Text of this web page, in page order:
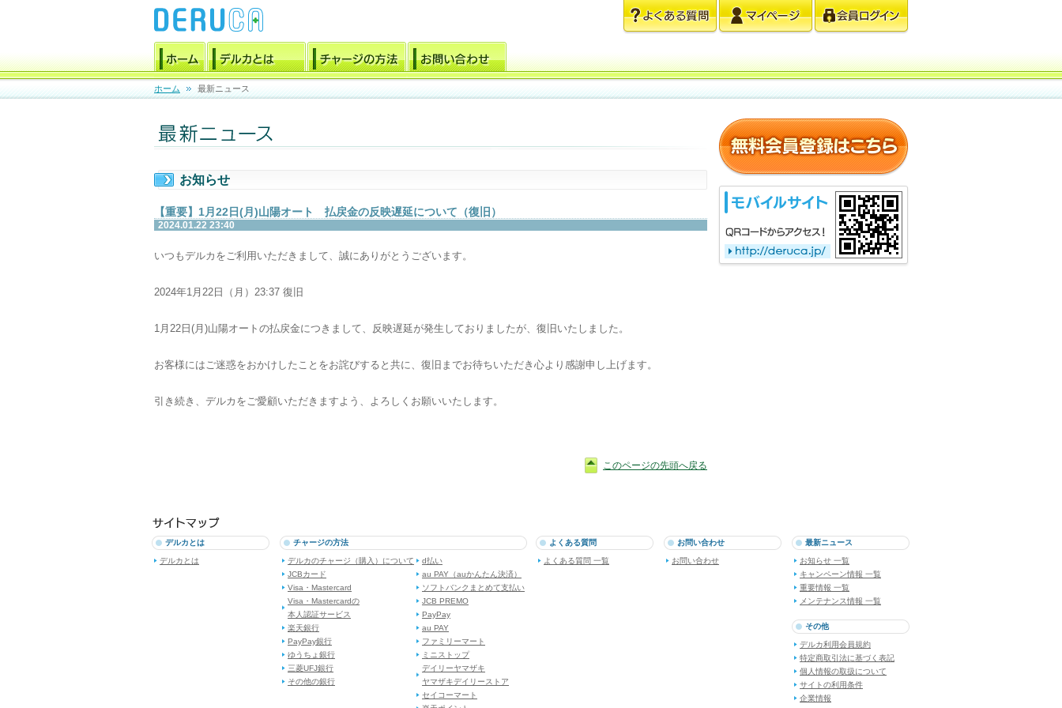
ホーム 最新ニュース
お知らせ
【重要】1月22日(月)山陽オート 払戻金の反映遅延について（復旧）
2024.01.22 23:40
いつもデルカをご利用いただきまして、誠にありがとうございます。
2024年1月22日（月）23:37 復旧
1月22日(月)山陽オートの払戻金につきまして、反映遅延が発生しておりましたが、復旧いたしました。
お客様にはご迷惑をおかけしたことをお詫びすると共に、復旧までお待ちいただき心より感謝申し上げます。
引き続き、デルカをご愛顧いただきますよう、よろしくお願いいたします。
このページの先頭へ戻る
デルカとは
デルカとは
チャージの方法
デルカのチャージ（購入）について
JCBカード
Visa・Mastercard
Visa・Mastercardの
本人認証サービス
楽天銀行
PayPay銀行
ゆうちょ銀行
三菱UFJ銀行
その他の銀行
d払い
au PAY（auかんたん決済）
ソフトバンクまとめて支払い
JCB PREMO
PayPay
au PAY
ファミリーマート
ミニストップ
デイリーヤマザキ
ヤマザキデイリーストア
セイコーマート
よくある質問
よくある質問 一覧
お問い合わせ
お問い合わせ
最新ニュース
お知らせ 一覧
キャンペーン情報 一覧
重要情報 一覧
メンテナンス情報 一覧
その他
デルカ利用会員規約
特定商取引法に基づく表記
個人情報の取扱について
サイトの利用条件
企業情報